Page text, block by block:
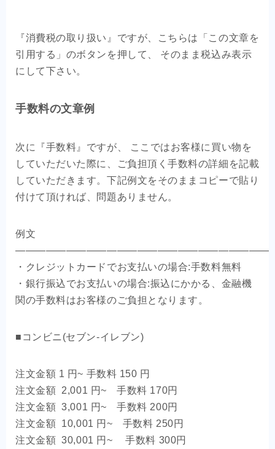
『消費税の取り扱い』ですが、こちらは「この文章を
引用する」のボタンを押して、 そのまま税込み表示
にして下さい。
手数料の文章例
次に『手数料』ですが、 ここではお客様に買い物を
していただいた際に、ご負担頂く手数料の詳細を記載
していただきます。下記例文をそのままコピーで貼り
付けて頂ければ、問題ありません。
例文
—————————————————————————
・クレジットカードでお支払いの場合:手数料無料
・銀行振込でお支払いの場合:振込にかかる、金融機
関の手数料はお客様のご負担となります。
■コンビニ(セブン-イレブン)
注文金額 1 円~ 手数料 150 円
注文金額 2,001 円~ 手数料 170円
注文金額 3,001 円~ 手数料 200円
注文金額 10,001 円~ 手数料 250円
注文金額 30,001 円~ 手数料 300円